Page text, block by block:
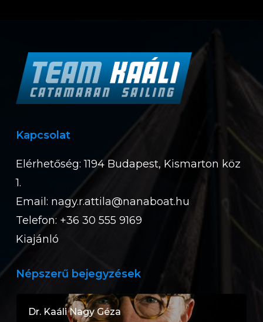
Kapcsolat
Elérhetőség: 1194 Budapest, Kismarton köz
1.
Email: nagy.r.attila@nanaboat.hu
Telefon: +36 30 555 9169
Kiajánló
Népszerű bejegyzések
Dr. Kaáli Nagy Géza